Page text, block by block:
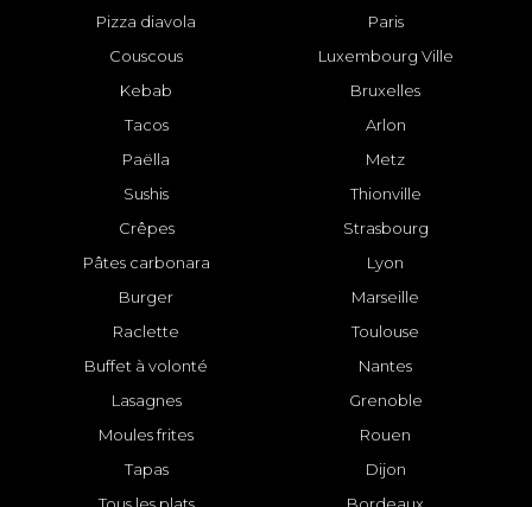
Pizza diavola
Couscous
Kebab
Tacos
Paëlla
Sushis
Crêpes
Pâtes carbonara
Burger
Raclette
Buffet à volonté
Lasagnes
Moules frites
Tapas
Tous les plats
Paris
Luxembourg Ville
Bruxelles
Arlon
Metz
Thionville
Strasbourg
Lyon
Marseille
Toulouse
Nantes
Grenoble
Rouen
Dijon
Bordeaux